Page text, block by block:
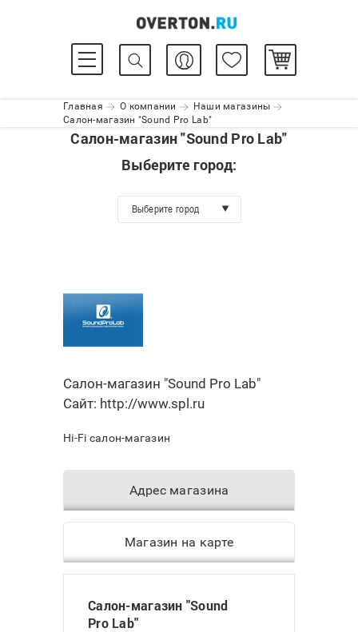
Главная О компании
Наши магазины
Салон-магазин "Sound Pro Lab"
Салон-магазин "Sound Pro Lab"
Выберите город:
Выберите город
Салон-магазин "Sound Pro Lab"
Сайт: http://www.spl.ru
Hi-Fi салон-магазин
Адрес магазина
Магазин на карте
Салон-магазин "Sound
Pro Lab"